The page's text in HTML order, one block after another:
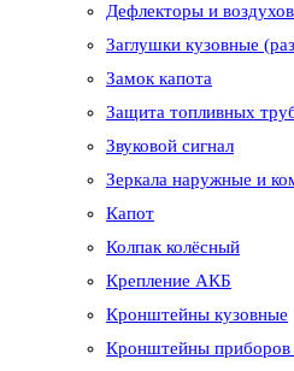
Дефлекторы и
Заглушки кузовные
Замок капота
Защита топливных
Звуковой сигнал
Зеркала наружные и
Капот
Колпак колёсный
Крепление АКБ
Кронштейны кузовные
Кронштейны приборов